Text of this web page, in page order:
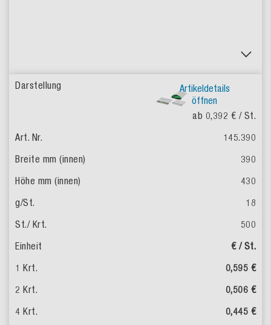
Artikeldetails
öffnen
ab 0,392 € / St.
145.390
390
430
18
500
€ / St.
0,595 €
0,506 €
0,445 €